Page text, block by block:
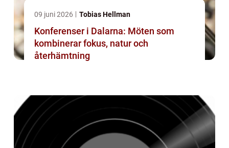
09 juni 2026 Tobias Hellman
Konferenser i Dalarna: Möten som
kombinerar fokus, natur och
återhämtning